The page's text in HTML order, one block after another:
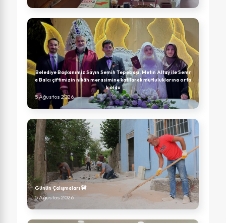
Belediye Başkanımız Sayın Semih Tepebaşı, Metin Altay ile Semr
a Balcı çiftimizin nikâh merasimine katılarak mutluluklarına orta
k oldu
5 Ağustos 2026
Günün Çalışmaları 🚧
5 Ağustos 2026